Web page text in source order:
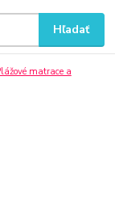
Hľadať
matrace a